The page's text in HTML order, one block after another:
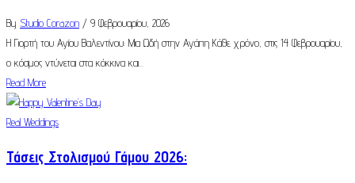
By Studio Corazon / 9 Φεβρουαρίου, 2026
Η Γιορτή του Αγίου Βαλεντίνου: Μια Ωδή στην Αγάπη Κάθε χρόνο, στις 14 Φεβρουαρίου,
ο κόσμος ντύνεται στα κόκκινα και...
Read More
Real Weddings
Τάσεις Στολισμού Γάμου 2026: